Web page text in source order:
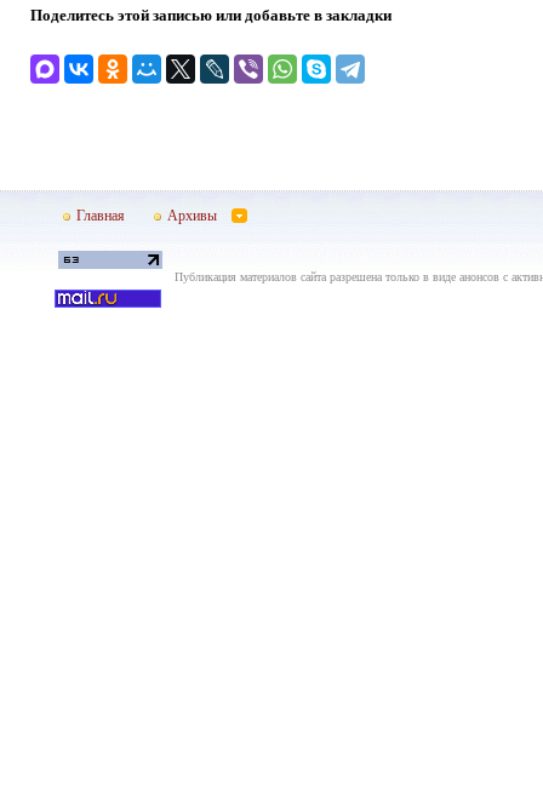
Поделитесь этой записью или добавьте в закладки
Главная Архивы
Публикация материалов сайта разрешена только в виде анонсов с